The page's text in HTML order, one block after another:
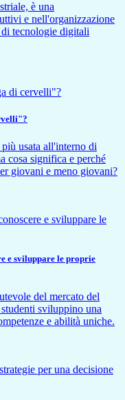
è una
e nell'organizzazione
tecnologie digitali
usata all'interno di
cosa significa e perché
giovani e meno giovani?
e sviluppare le proprie
del mercato del
sviluppino una
e abilità uniche.